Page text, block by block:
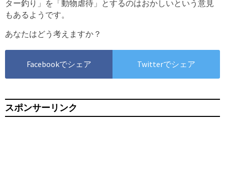
ター釣り」を「動物虐待」とするのはおかしいという意見
もあるようです。
あなたはどう考えますか？
Facebookでシェア Twitterでシェア
スポンサーリンク